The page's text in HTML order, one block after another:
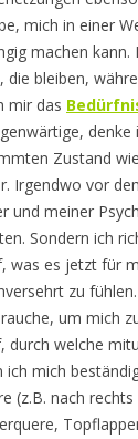
mich in einer
machen kann.
die bleiben,
mir das
denke
Zustand
Irgendwo vor
und meiner
Sondern ich
was es jetzt für
zu
um mich
durch welche
ich mich
(z.B. nach rechts